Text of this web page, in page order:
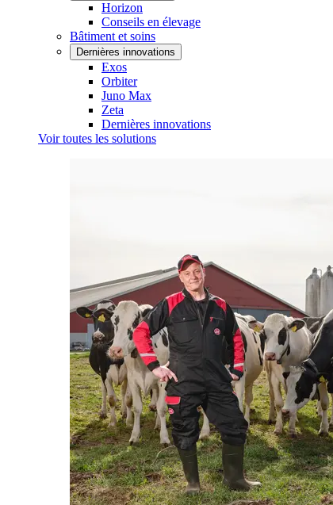
Horizon
Conseils en élevage
Bâtiment et soins
Dernières innovations
Exos
Orbiter
Juno Max
Zeta
Dernières innovations
Voir toutes les solutions